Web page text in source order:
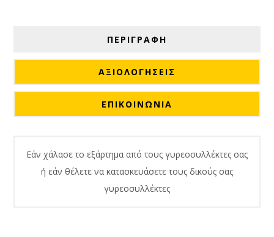
ΠΕΡΙΓΡΑΦΗ
ΑΞΙΟΛΟΓΉΣΕΙΣ
ΕΠΙΚΟΙΝΩΝΙΑ
Εάν χάλασε το εξάρτημα από τους γυρεοσυλλέκτες σας
ή εάν θέλετε να κατασκευάσετε τους δικούς σας
γυρεοσυλλέκτες